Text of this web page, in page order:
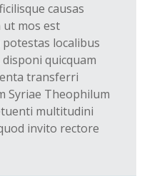
causas
mos est
localibus
quicquam
transferri
Syriae Theophilum
multitudini
invito rectore